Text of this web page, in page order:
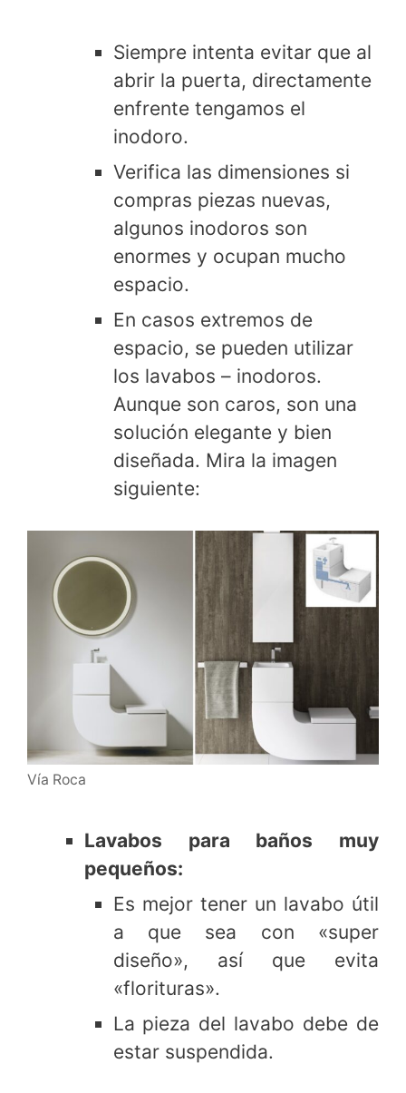
Siempre intenta evitar que al
abrir la puerta, directamente
enfrente tengamos el
inodoro.
Verifica las dimensiones si
compras piezas nuevas,
algunos inodoros son
enormes y ocupan mucho
espacio.
En casos extremos de
espacio, se pueden utilizar
los lavabos – inodoros.
Aunque son caros, son una
solución elegante y bien
diseñada. Mira la imagen
siguiente:
Vía Roca
Lavabos para baños muy
pequeños:
Es mejor tener un lavabo útil
a que sea con «super
diseño», así que evita
«florituras».
La pieza del lavabo debe de
estar suspendida.